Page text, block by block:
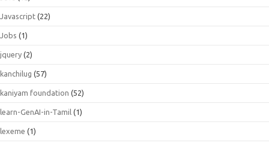
Javascript (22)
Jobs (1)
jquery (2)
kanchilug (57)
kaniyam foundation (52)
learn-GenAI-in-Tamil (1)
lexeme (1)